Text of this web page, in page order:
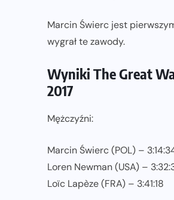
Marcin Świerc jest
wygrał te zawody.
Wyniki The Great
2017
Mężczyźni:
Marcin Świerc (POL) –
Loren Newman (USA) –
Loïc Lapèze (FRA) – 3:41:18